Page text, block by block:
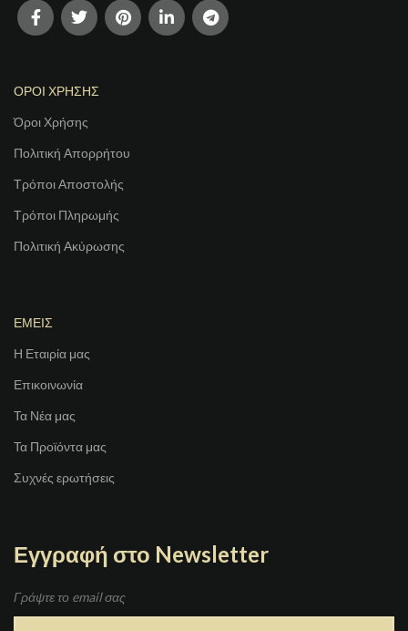
ΟΡΟΙ ΧΡΗΣΗΣ
Όροι Χρήσης
Πολιτική Απορρήτου
Τρόποι Αποστολής
Τρόποι Πληρωμής
Πολιτική Ακύρωσης
ΕΜΕΙΣ
Η Εταιρία μας
Επικοινωνία
Τα Νέα μας
Τα Προϊόντα μας
Συχνές ερωτήσεις
Εγγραφή στο Newsletter
Γράψτε το email σας